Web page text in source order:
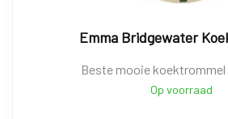
Emma Bridgewater
Beste mooie
Op voorraad